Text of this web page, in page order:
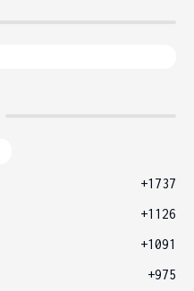
+1737
+1126
+1091
+975